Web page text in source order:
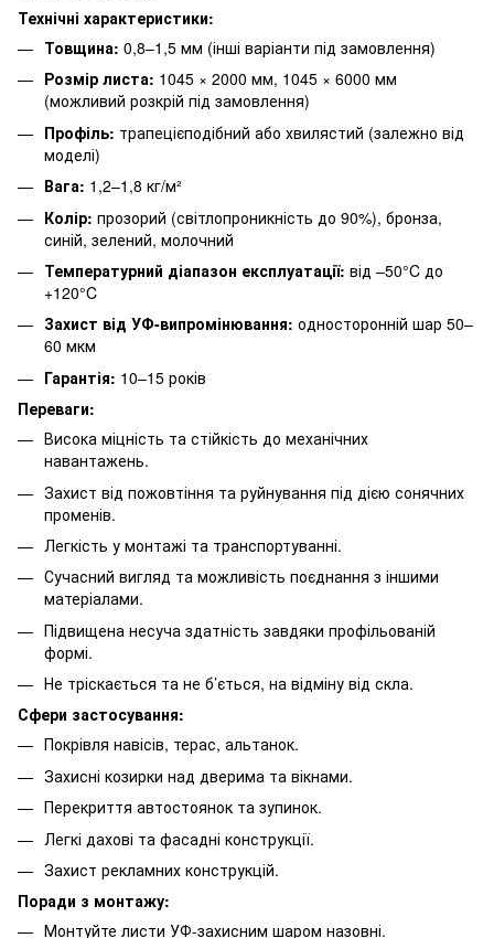
Технічні характеристики:
Товщина: 0,8–1,5 мм (інші варіанти під замовлення)
Розмір листа: 1045 × 2000 мм, 1045 × 6000 мм
(можливий розкрій під замовлення)
Профіль: трапецієподібний або хвилястий (залежно від
моделі)
Вага: 1,2–1,8 кг/м²
Колір: прозорий (світлопроникність до 90%), бронза,
синій, зелений, молочний
Температурний діапазон експлуатації: від –50°C до
+120°C
Захист від УФ-випромінювання: односторонній шар 50–
60 мкм
Гарантія: 10–15 років
Переваги:
Висока міцність та стійкість до механічних
навантажень.
Захист від пожовтіння та руйнування під дією сонячних
променів.
Легкість у монтажі та транспортуванні.
Сучасний вигляд та можливість поєднання з іншими
матеріалами.
Підвищена несуча здатність завдяки профільованій
формі.
Не тріскається та не б’ється, на відміну від скла.
Сфери застосування:
Покрівля навісів, терас, альтанок.
Захисні козирки над дверима та вікнами.
Перекриття автостоянок та зупинок.
Легкі дахові та фасадні конструкції.
Захист рекламних конструкцій.
Поради з монтажу:
Монтуйте листи УФ-захисним шаром назовні.